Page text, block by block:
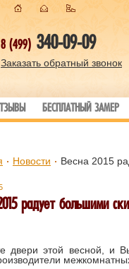
8 (499) 340-09-09
Заказать обратный звонок
БЕСПЛАТНЫЙ ЗАМЕР
Новости Весна 2015
радует большими
двери этой весной, и